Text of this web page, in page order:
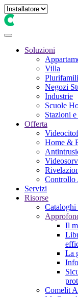
Soluzioni
Villa
Negozi
Industrie
Scuole
Stazioni
Offerta
Home &
Controllo
Servizi
Risorse
Cataloghi
Il
La
Comelit